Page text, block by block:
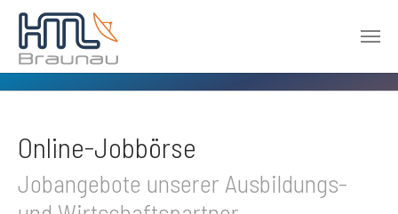
Online-Jobbörse
Jobangebote unserer Ausbildungs-